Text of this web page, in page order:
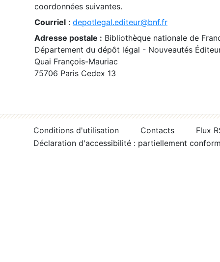
coordonnées suivantes.
Courriel : depotlegal.editeur@bnf.fr
Adresse postale : Bibliothèque nationale de
Département du dépôt légal - Nouveautés
Quai François-Mauriac
75706 Paris Cedex 13
Conditions d'utilisation Contacts
Flux
Déclaration d'accessibilité : partiellement